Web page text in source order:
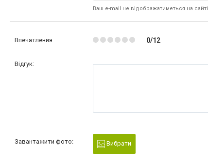
Ваш e-mail не відображатиметься на сайті
Впечатления 0/12
Відгук:
Завантажити фото: Вибрати